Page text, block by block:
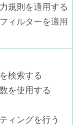
規則を適用する
ィルターを適用
検索する
を使用する
ィングを行う